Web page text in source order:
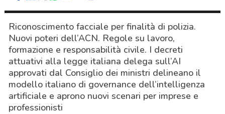
Riconoscimento facciale per finalità di polizia.
Nuovi poteri dell’ACN. Regole su lavoro,
formazione e responsabilità civile. I decreti
attuativi alla legge italiana delega sull’AI
approvati dal Consiglio dei ministri delineano il
modello italiano di governance dell’intelligenza
artificiale e aprono nuovi scenari per imprese e
professionisti